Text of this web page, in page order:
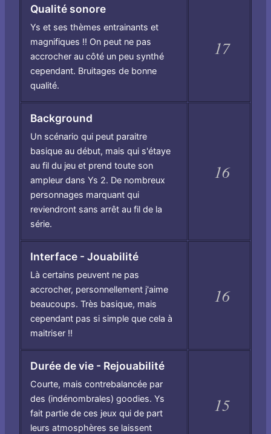
Qualité sonore
Ys et ses thèmes entrainants et
magnifiques !! On peut ne pas
accrocher au côté un peu synthé
cependant. Bruitages de bonne
qualité.
17
Background
Un scénario qui peut paraitre
basique au début, mais qui s'étaye
au fil du jeu et prend toute son
ampleur dans Ys 2. De nombreux
personnages marquant qui
reviendront sans arrêt au fil de la
série.
16
Interface - Jouabilité
Là certains peuvent ne pas
accrocher, personnellement j'aime
beaucoups. Très basique, mais
cependant pas si simple que cela à
maitriser !!
16
Durée de vie - Rejouabilité
Courte, mais contrebalancée par
des (indénombrales) goodies. Ys
fait partie de ces jeux qui de part
leurs atmosphères se laissent
15